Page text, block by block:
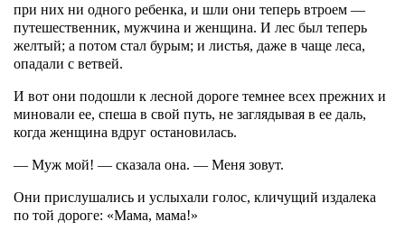
при них ни одного ребенка, и шли они теперь втроем —
путешественник, мужчина и женщина. И лес был теперь
желтый; а потом стал бурым; и листья, даже в чаще леса,
опадали с ветвей.
И вот они подошли к лесной дороге темнее всех прежних и
миновали ее, спеша в свой путь, не заглядывая в ее даль,
когда женщина вдруг остановилась.
— Муж мой! — сказала она. — Меня зовут.
Они прислушались и услыхали голос, кличущий издалека
по той дороге: «Мама, мама!»